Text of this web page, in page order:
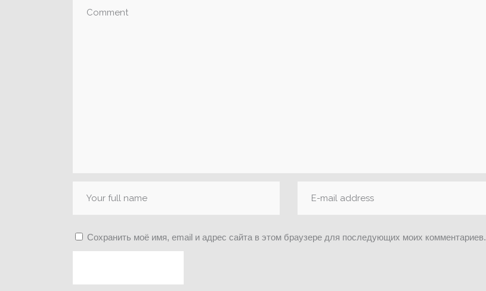
Сохранить моё имя, email и адрес сайта в этом браузере для последующих моих комментариев.